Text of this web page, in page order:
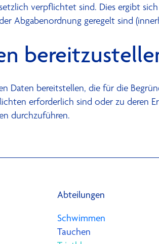
verpflichtet sind. Dies ergibt
Abgabenordnung geregelt sind
Daten bereitstellen, die für die
erforderlich sind oder zu deren
durchzuführen.
Abteilungen
Schwimmen
Tauchen